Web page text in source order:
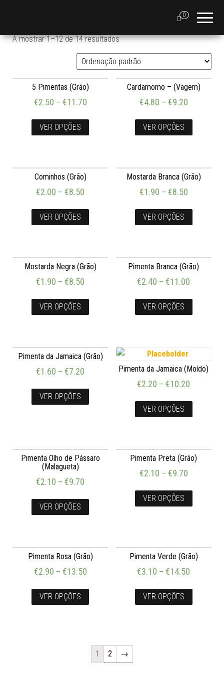
0
A mostrar 1–12 de 14 resultados
5 Pimentas (Grão)
€2.50 – €11.70
VER OPÇÕES
Cardamomo – (Vagem)
€4.80 – €9.20
VER OPÇÕES
Cominhos (Grão)
€2.00 –€8.50
VER OPÇÕES
Mostarda Branca (Grão)
€1.90 – €8.50
VER OPÇÕES
Mostarda Negra (Grão)
€1.90 –€8.50
VER OPÇÕES
Pimenta Branca (Grão)
€2.40 –€11.00
VER OPÇÕES
Pimenta da Jamaica (Grão)
€1.60 –€7.20
VER OPÇÕES
Pimenta da Jamaica (Moído)
€2.20 –€10.20
VER OPÇÕES
Pimenta Olho de Pássaro
(Malagueta)
€2.10 –€9.70
VER OPÇÕES
Pimenta Preta (Grão)
€2.10 – €9.70
VER OPÇÕES
Pimenta Rosa (Grão)
€2.90 – €13.50
VER OPÇÕES
Pimenta Verde (Grão)
€3.10 –€14.50
VER OPÇÕES
1 2 →